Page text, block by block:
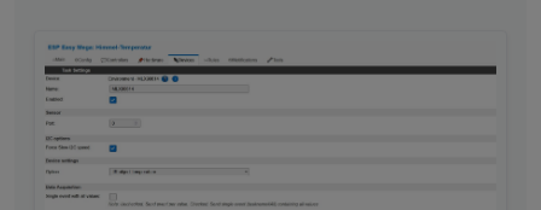
doch leider verfälscht dann das Regenwasser
(welches auf dem Sensor verbleibt) die Temperatur.
Ich werde ihn jetzt doch leicht schräg anbringen,